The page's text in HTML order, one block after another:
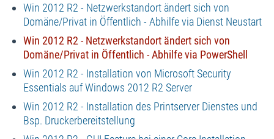
Win 2012 R2 - Netzwerkstandort ändert sich von
Domäne/Privat in Öffentlich - Abhilfe via Dienst Neustart
Win 2012 R2 - Netzwerkstandort ändert sich von
Domäne/Privat in Öffentlich - Abhilfe via PowerShell
Win 2012 R2 - Installation von Microsoft Security
Essentials auf Windows 2012 R2 Server
Win 2012 R2 - Installation des Printserver Dienstes und
Bsp. Druckerbereitstellung